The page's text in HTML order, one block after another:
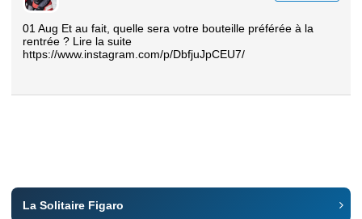
01 Aug Et au fait, quelle sera votre bouteille préférée à la
rentrée ? Lire la suite
https://www.instagram.com/p/DbfjuJpCEU7/
La Solitaire Figaro